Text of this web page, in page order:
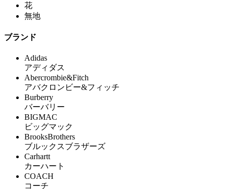
花
無地
ブランド
Adidas
アディダス
Abercrombie&Fitch
アバクロンビー&フィッチ
Burberry
バーバリー
BIGMAC
ビッグマック
BrooksBrothers
ブルックスブラザーズ
Carhartt
カーハート
COACH
コーチ